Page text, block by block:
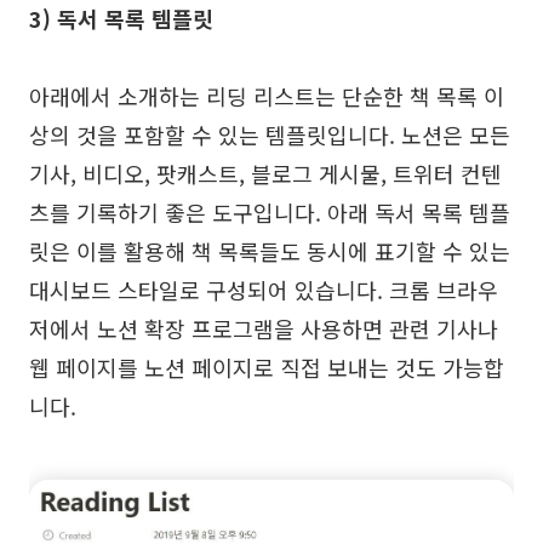
3) 독서 목록 템플릿
아래에서 소개하는 리딩 리스트는 단순한 책 목록 이
상의 것을 포함할 수 있는 템플릿입니다. 노션은 모든
기사, 비디오, 팟캐스트, 블로그 게시물, 트위터 컨텐
츠를 기록하기 좋은 도구입니다. 아래 독서 목록 템플
릿은 이를 활용해 책 목록들도 동시에 표기할 수 있는
대시보드 스타일로 구성되어 있습니다. 크롬 브라우
저에서 노션 확장 프로그램을 사용하면 관련 기사나
웹 페이지를 노션 페이지로 직접 보내는 것도 가능합
니다.